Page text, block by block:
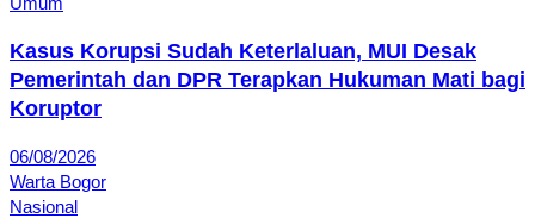
Kasus Korupsi Sudah Keterlaluan, MUI Desak
Pemerintah dan DPR Terapkan Hukuman Mati bagi
Koruptor
06/08/2026
Warta Bogor
Nasional